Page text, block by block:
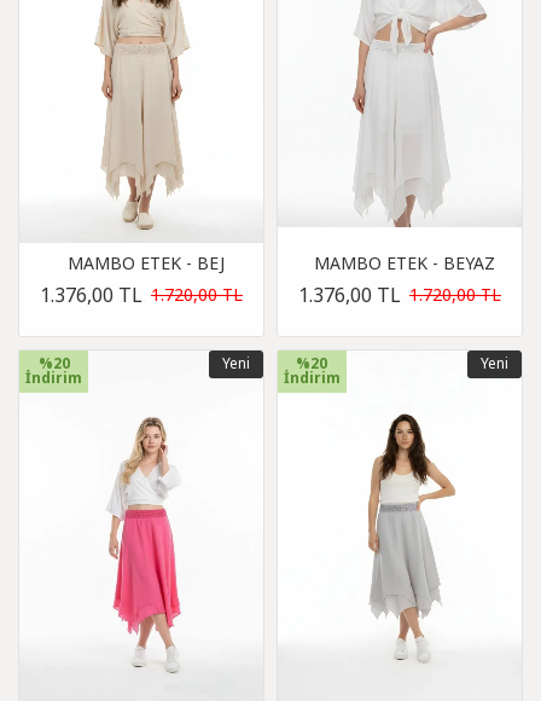
MAMBO ETEK - BEJ
1.376,00 TL 1.720,00 TL
MAMBO ETEK - BEYAZ
1.376,00 TL 1.720,00 TL
Yeni
%20
İndirim
Yeni
%20
İndirim